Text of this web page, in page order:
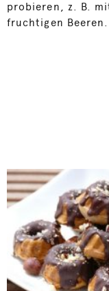
probieren, z. B.
fruchtigen